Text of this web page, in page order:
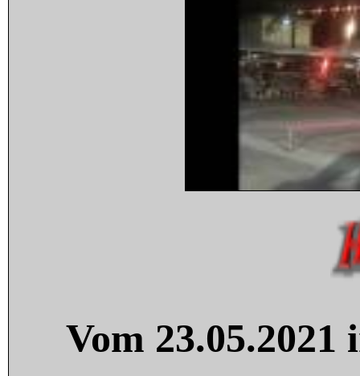
Vom